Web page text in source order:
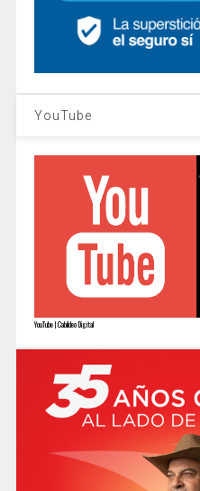
YouTube
YouTube | Cabildeo Digital